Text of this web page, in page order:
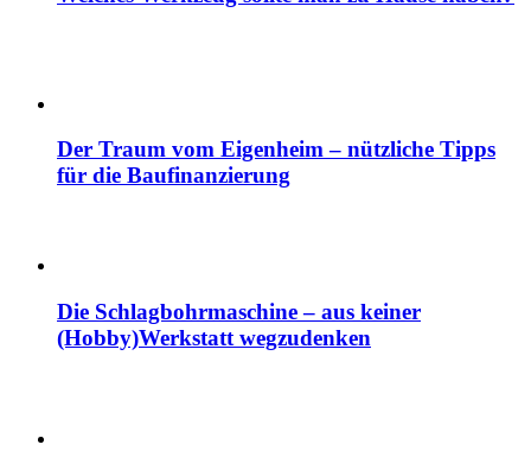
Der Traum vom Eigenheim – nützliche Tipps
für die Baufinanzierung
Die Schlagbohrmaschine – aus keiner
(Hobby)Werkstatt wegzudenken